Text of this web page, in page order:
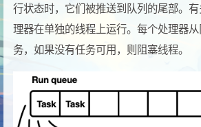
行状态时，它们被推送到队列的尾部。
理器在单独的线程上运行。每个处理器
务，如果没有任务可用，则阻塞线程。